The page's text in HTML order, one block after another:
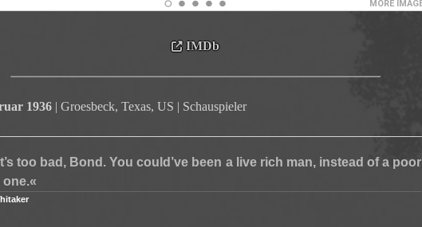
IMDb
1936 | Groesbeck, Texas, US | Schauspieler
too bad, Bond. You could’ve been a live rich man, instead of a poor
one.«